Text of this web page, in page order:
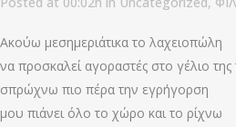
Ακούω μεσημεριάτικα το λαχειοπώλη
να προσκαλεί αγοραστές στο γέλιο της
σπρώχνω πιο πέρα την εγρήγορση
μου πιάνει όλο το χώρο και το ρίχνω